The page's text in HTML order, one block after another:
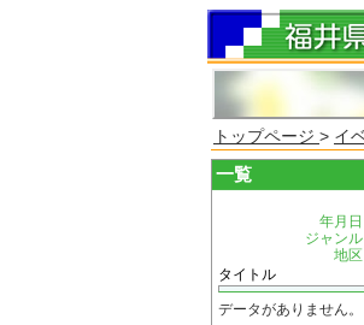
トップページ > イ
一覧
年月日
ジャンル
地区
タイトル
データがありません。